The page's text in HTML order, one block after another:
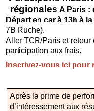
régionales A Paris :
Départ en car à 13h à
7B Ruche).
Aller TCR/Paris et retour
participation aux frais.
Inscrivez-vous ici pour
Après la prime de
d’intéressement aux